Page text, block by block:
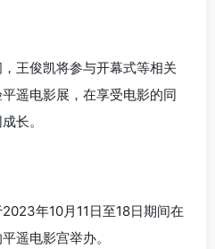
王俊凯将参与开幕式等相关
遥电影展，在享受电影的同
长。
年10月11日至18日期间在
遥电影宫举办。